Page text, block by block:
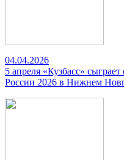
04.04.2026
5 апреля «Кузбасс»
России 2026 в Нижнем